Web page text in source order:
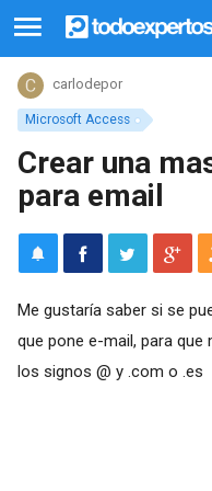
Microsoft Access
carlodepor
Crear una
para email
Me gustaría saber si se
que pone e-mail, para
los signos @ y .com o .es